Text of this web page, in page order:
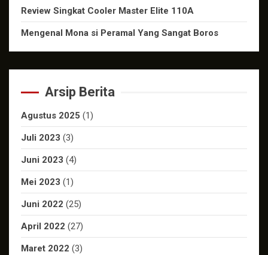
Review Singkat Cooler Master Elite 110A
Mengenal Mona si Peramal Yang Sangat Boros
Arsip Berita
Agustus 2025 (1)
Juli 2023 (3)
Juni 2023 (4)
Mei 2023 (1)
Juni 2022 (25)
April 2022 (27)
Maret 2022 (3)